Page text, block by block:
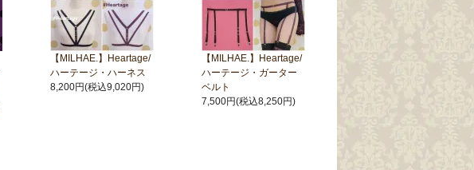
【MILHAE.】Heartage/
ハーテージ・ハーネス
8,200円(税込9,020円)
【MILHAE.】Heartage/
ハーテージ・ガーター
ベルト
7,500円(税込8,250円)